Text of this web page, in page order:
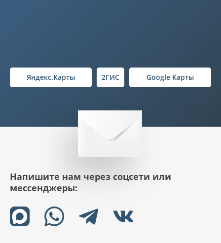
Яндекс.Карты 2ГИС Google Карты
Напишите нам через соцсети или
мессенджеры: